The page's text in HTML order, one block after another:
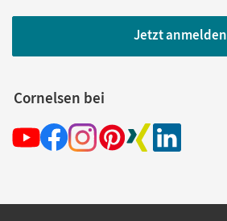
Jetzt anmelden
Cornelsen bei